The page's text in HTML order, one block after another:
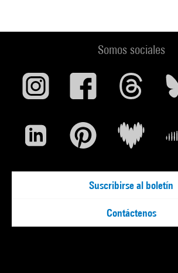
Somos sociales
Suscribirse al boletín
Contáctenos